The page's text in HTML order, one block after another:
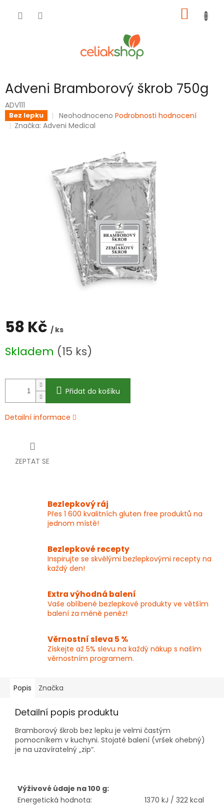
KOŠÍK
Adveni Bramborový škrob 750g
ADV111
Bez lepku
Průměrné
hodnocení
5
hvězdiček.
Neohodnoceno Podrobnosti hodnocení
Značka:Adveni Medical
58 Kč / ks
cena:
Skladem (15 ks)
Přidat do košíku
Detailní informace
ZEPTAT SE
Bezlepkový ráj
Přes 1 600 kvalitních gluten free produktů na
jednom místě!
Bezlepkové recepty
Inspirujte se skvělými bezlepkovými recepty na
každý den!
Extra výhodná balení
Vaše oblíbené bezlepkové produkty ve větším
balení za méně peněz!
Věrnostní sleva 5 %
Získejte až 5% slevu na každý nákup s naším
věrnostním programem.
Popis Značka
Detailní popis produktu
Bramborový škrob bez lepku je velmi častým
pomocníkem v kuchyni. Stojaté balení (vršek ohebný)
je na uzavíratelný „zip“.
Výživové údaje na 100 g:
Energetická hodnota:
1370 kJ / 322 kcal